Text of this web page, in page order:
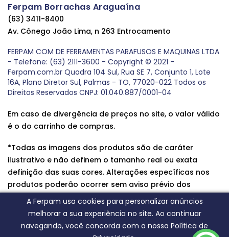
A Ferpam usa cookies para personalizar anúncios
melhorar a sua experiência no site. Ao continuar
navegando, você concorda com a nossa Política de
Ferpam Borrachas Araguaína
(63) 3411-8400
Av. Cônego João Lima, n 263 Entrocamento
FERPAM COM DE FERRAMENTAS PARAFUSOS E MAQUINAS LTDA
- Telefone: (63) 2111-3600 - Copyright © 2021 -
Ferpam.com.br Quadra 104 Sul, Rua SE 7, Conjunto 1, Lote
16A, Plano Diretor Sul, Palmas - TO, 77020-022 Todos os
Direitos Reservados CNPJ: 01.040.887/0001-04
Em caso de divergência de preços no site, o valor válido
é o do carrinho de compras.
*Todas as imagens dos produtos são de caráter
ilustrativo e não definem o tamanho real ou exata
definição das suas cores. Alterações específicas nos
produtos poderão ocorrer sem aviso prévio dos
fornecedores, qualquer dúvida sobre nossos produtos
entre em contato conosco.